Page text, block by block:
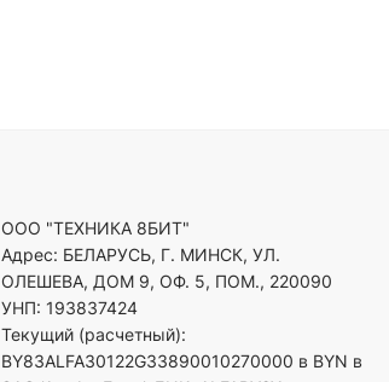
ООО "ТЕХНИКА 8БИТ"
Адрес: БЕЛАРУСЬ, Г. МИНСК, УЛ.
ОЛЕШЕВА, ДОМ 9, ОФ. 5, ПОМ., 220090
УНП: 193837424
Текущий (расчетный):
BY83ALFA30122G33890010270000 в BYN в